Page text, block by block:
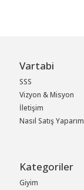
Vartabi
SSS
Vizyon & Misyon
İletişim
Nasıl Satış Yaparım
Kategoriler
Giyim